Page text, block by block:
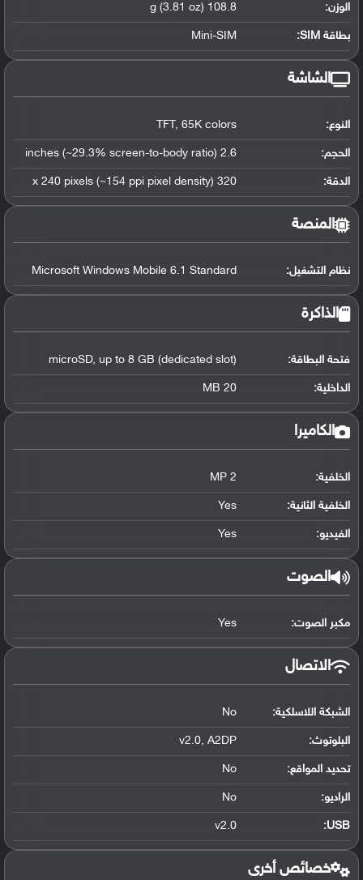
الوزن: 108.8 g (3.81 oz)
بطاقة SIM: Mini-SIM
الشاشة
النوع: TFT, 65K colors
الحجم: 2.6 inches (~29.3% screen-to-body ratio)
الدقة: 320 x 240 pixels (~154 ppi pixel density)
المنصة
نظام التشغيل:
Microsoft Windows Mobile 6.1 Standard
الذاكرة
فتحة البطاقة: microSD, up to 8 GB (dedicated slot)
الداخلية: 20 MB
الكاميرا
الخلفية: 2 MP
الخلفية الثانية: Yes
الفيديو: Yes
الصوت
مكبر الصوت: Yes
الاتصال
الشبكة اللاسلكية: No
البلوتوث:
v2.0, A2DP
تحديد المواقع:
No
الراديو: No
USB
:
v2.0
خصائص أخرى